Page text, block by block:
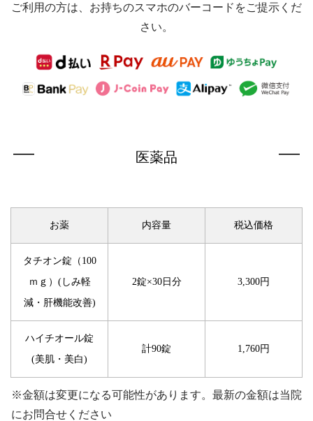
ご利用の方は、お持ちのスマホのバーコードをご提示くだ
さい。
医薬品
お薬 内容量 税込価格
タチオン錠（100
ｍｇ）(しみ軽
減・肝機能改善)
2錠×30日分 3,300円
ハイチオール錠
(美肌・美白)
計90錠 1,760円
※金額は変更になる可能性があります。最新の金額は当院
にお問合せください